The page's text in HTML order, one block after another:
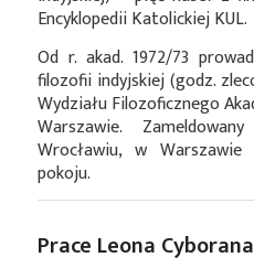
Encyklopedii Katolickiej KUL.
Od r. akad. 1972/73
filozofii indyjskiej (godz.
Wydziału Filozoficznego
Warszawie.
Wrocławiu, w
pokoju.
Prace Leona